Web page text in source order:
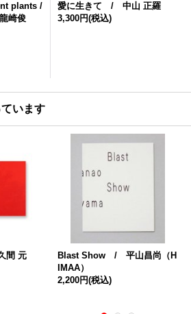
plants /
崎俊
愛に生きて / 中山 正羅
3,300円(税込)
います
間 元
Blast Show / 平山昌尚（H
IMAA）
2,200円(税込)